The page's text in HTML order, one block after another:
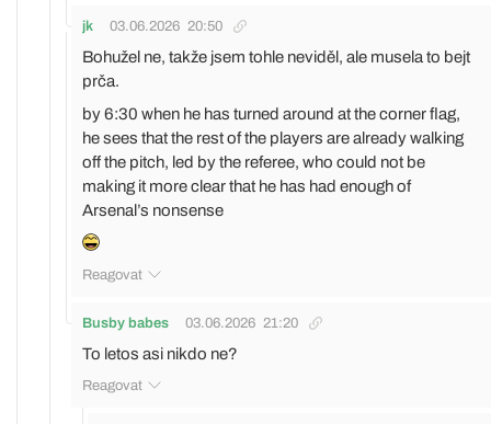
jk 03.06.2026 20:50
Bohužel ne, takže jsem tohle neviděl, ale musela to bejt
prča.
by 6:30 when he has turned around at the corner flag,
he sees that the rest of the players are already walking
off the pitch, led by the referee, who could not be
making it more clear that he has had enough of
Arsenal’s nonsense
Reagovat
Busby babes 03.06.2026 21:20
To letos asi nikdo ne?
Reagovat